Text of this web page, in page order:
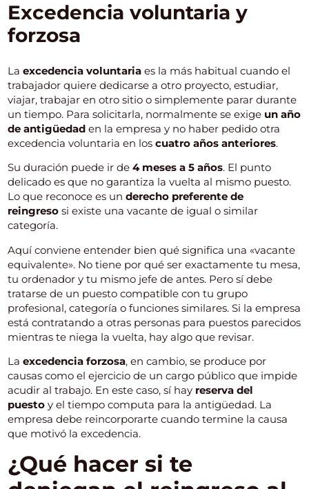
Excedencia voluntaria y
forzosa
Laexcedencia voluntaria es la más habitual cuando el
trabajador quiere dedicarse a otro proyecto, estudiar,
viajar, trabajar en otro sitio o simplemente parar durante
un tiempo. Para solicitarla, normalmente se exige un año
de antigüedad en la empresa y no haber pedido otra
excedencia voluntaria en loscuatro años anteriores.
Su duración puede ir de4 meses a 5 años. El punto
delicado es que no garantiza la vuelta al mismo puesto.
Lo que reconoce es underecho preferente de
reingreso si existe una vacante de igual o similar
categoría.
Aquí conviene entender bien qué significa una «vacante
equivalente». No tiene por qué ser exactamente tu mesa,
tu ordenador y tu mismo jefe de antes. Pero sí debe
tratarse de un puesto compatible con tu grupo
profesional, categoría o funciones similares. Si la empresa
está contratando a otras personas para puestos parecidos
mientras te niega la vuelta, hay algo que revisar.
Laexcedencia forzosa, en cambio, se produce por
causas como el ejercicio de un cargo público que impide
acudir al trabajo. En este caso, sí hay reserva del
puesto y el tiempo computa para la antigüedad. La
empresa debe reincorporarte cuando termine la causa
que motivó la excedencia.
¿Qué hacer si te